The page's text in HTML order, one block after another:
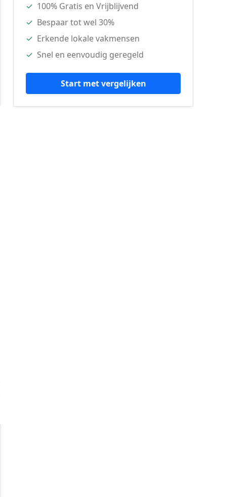
✓ 100% Gratis en Vrijblijvend
✓ Bespaar tot wel 30%
✓ Erkende lokale vakmensen
✓ Snel en eenvoudig geregeld
Start met vergelijken